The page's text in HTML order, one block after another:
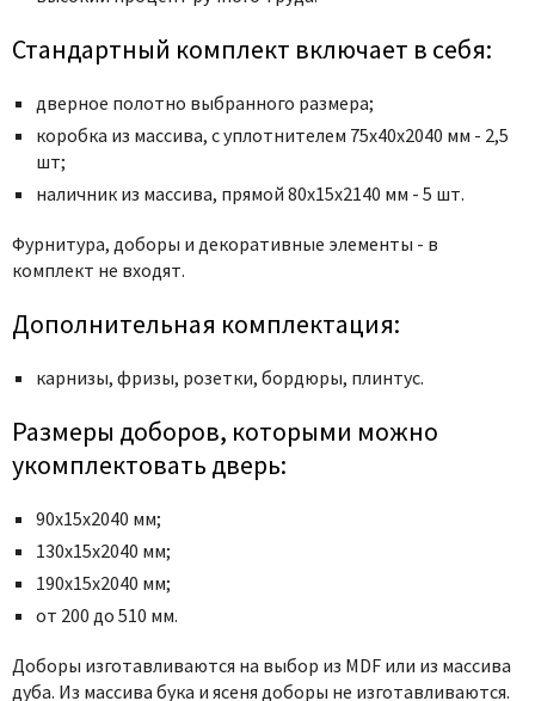
Porta Di Parma
Porte Vista
Portika
Poseidon
Profil Doors
Profilo Porte
Protector
Regidoors
Torex
Tupai
Uberture
Venezia Unique
Verum
Стандартный комплект включает в себя:
дверное полотно выбранного размера;
коробка из массива, с уплотнителем 75x40x2040 мм - 2,5
шт;
наличник из массива, прямой 80x15x2140 мм - 5 шт.
Фурнитура, доборы и декоративные элементы - в
комплект не входят.
Дополнительная комплектация:
карнизы, фризы, розетки, бордюры, плинтус.
Размеры доборов, которыми можно
укомплектовать дверь:
90х15х2040 мм;
130х15х2040 мм;
190х15х2040 мм;
от 200 до 510 мм.
Доборы изготавливаются на выбор из MDF или из массива
дуба. Из массива бука и ясеня доборы не изготавливаются.